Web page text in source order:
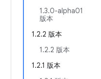
1.3.0-alpha01
版本
1.2.2 版本
1.2.2 版本
1.2.1 版本